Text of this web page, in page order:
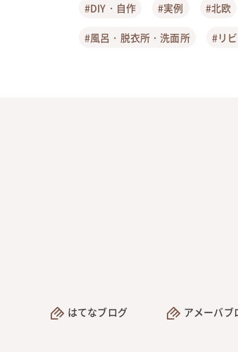
#DIY・自作 #実例 #北欧
#風呂・脱衣所・洗面所 #リ
はてなブログ アメーバブ